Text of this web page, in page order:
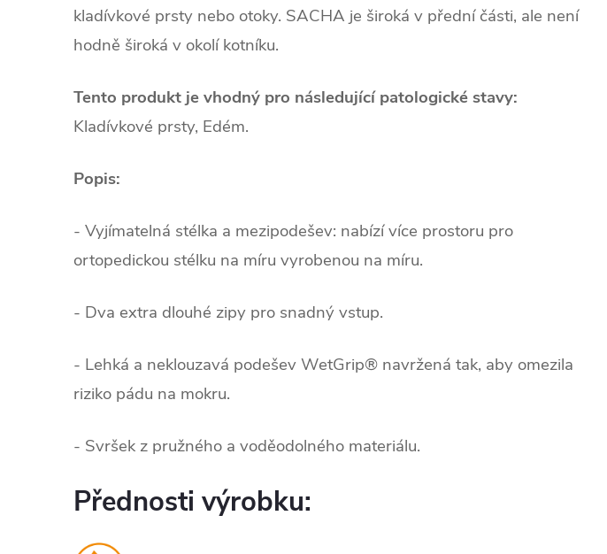
kladívkové prsty nebo otoky. SACHA je široká v přední části, ale není
hodně široká v okolí kotníku.
Tento produkt je vhodný pro následující patologické stavy:
Kladívkové prsty, Edém.
Popis:
- Vyjímatelná stélka a mezipodešev: nabízí více prostoru pro
ortopedickou stélku na míru vyrobenou na míru.
- Dva extra dlouhé zipy pro snadný vstup.
- Lehká a neklouzavá podešev WetGrip® navržená tak, aby omezila
riziko pádu na mokru.
- Svršek z pružného a voděodolného materiálu.
Přednosti výrobku: